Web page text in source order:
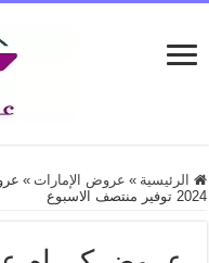
الرئيسية » عروض الإمارات »
2024 توفير منتصف الاسبوع